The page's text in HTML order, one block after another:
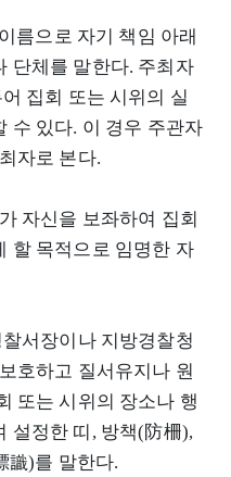
름으로 자기 책임 아래
단체를 말한다. 주최자
집회 또는 시위의 실
수 있다. 이 경우 주관자
자로 본다.
자신을 보좌하여 집회
할 목적으로 임명한 자
서장이나 지방경찰청
호하고 질서유지나 원
또는 시위의 장소나 행
설정한 띠, 방책(防柵),
識)를 말한다.